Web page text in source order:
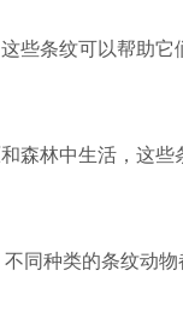
些条纹可以帮助它
森林中生活，这些
同种类的条纹动物